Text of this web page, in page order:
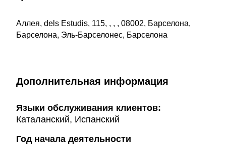
Аллея, dels Estudis, 115, , , , 08002, Барселона,
Барселона, Эль-Барселонес, Барселона
Дополнительная информация
Языки обслуживания клиентов:
Каталанский, Испанский
Год начала деятельности